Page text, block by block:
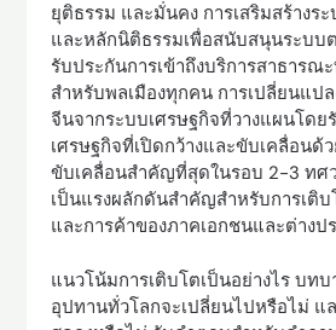
ยุติธรรม และมั่นคง การเสริมสร้างร
และหลักนิติธรรมเพื่อสนับสนุนระบ
รับประกันการเข้าถึงบริการสาธารณ
สำหรับพลเมืองทุกคน การเปลี่ยนแป
จีนจากระบบเศรษฐกิจที่วางแผนโด
เศรษฐกิจที่เปิดกว้างและขับเคลื่อนด้
ขับเคลื่อนสำคัญที่สุดในรอบ 2-3 ทศ
เป็นแรงผลักดันสำคัญสำหรับการเติ
และการค้าของภาคเอกชนและต่างป
แนวโน้มการเติบโตเป็นอย่างไร บท
อุปทานทั่วโลกจะเปลี่ยนไปหรือไม่ แ